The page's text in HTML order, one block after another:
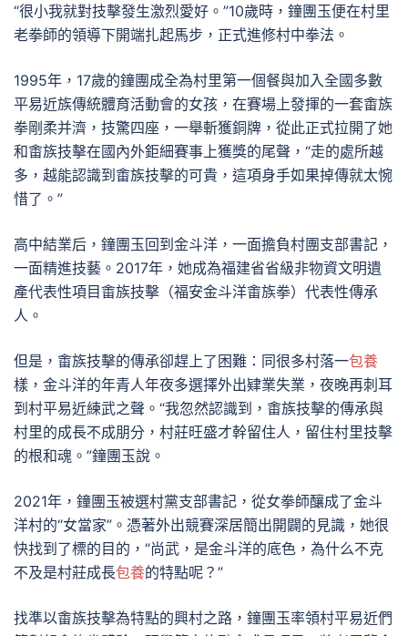
“很小我就對技擊發生激烈愛好。”10歲時，鐘團玉便在村里
老拳師的領導下開端扎起馬步，正式進修村中拳法。
1995年，17歲的鐘團成全為村里第一個餐與加入全國多數
平易近族傳統體育活動會的女孩，在賽場上發揮的一套畬族
拳剛柔并濟，技驚四座，一舉斬獲銅牌，從此正式拉開了她
和畬族技擊在國內外鉅細賽事上獲獎的尾聲，“走的處所越
多，越能認識到畬族技擊的可貴，這項身手如果掉傳就太惋
惜了。”
高中結業后，鐘團玉回到金斗洋，一面擔負村團支部書記，
一面精進技藝。2017年，她成為福建省省級非物資文明遺
產代表性項目畬族技擊（福安金斗洋畬族拳）代表性傳承
人。
但是，畬族技擊的傳承卻趕上了困難：同很多村落一包養
樣，金斗洋的年青人年夜多選擇外出肄業失業，夜晚再刺耳
到村平易近練武之聲。“我忽然認識到，畬族技擊的傳承與
村里的成長不成朋分，村莊旺盛才幹留住人，留住村里技擊
的根和魂。”鐘團玉說。
2021年，鐘團玉被選村黨支部書記，從女拳師釀成了金斗
洋村的“女當家”。憑著外出競賽深居簡出開闢的見識，她很
快找到了標的目的，“尚武，是金斗洋的底色，為什么不克
不及是村莊成長包養的特點呢？”
找準以畬族技擊為特點的興村之路，鐘團玉率領村平易近們